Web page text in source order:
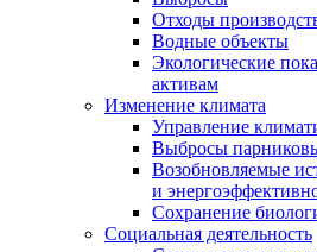
Отходы
Водные объекты
Экологические
активам
Изменение климата
Управление
Выбросы
Возобновляемые
и
Сохранение
Социальная деятельность